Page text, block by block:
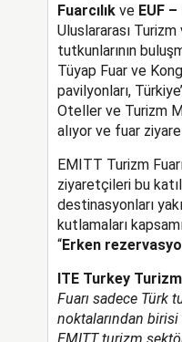
Fuarcılıkve EUF –
Uluslararası Turizm
tutkunlarının
Tüyap Fuar ve
pavilyonları,
Oteller ve Turizm
alıyor ve fuar
EMITT Turizm
ziyaretçileri bu
destinasyonları
kutlamaları
“Erken
ITE Turkey
Fuarı sadece Türk
noktalarından birisi
EMITT turizm